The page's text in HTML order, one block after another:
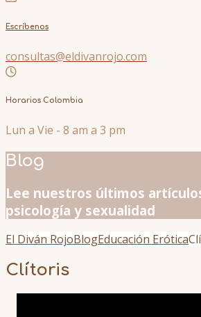
Escríbenos
consultas@eldivanrojo.com
Horarios Colombia
Lun a Vie - 8 am a 3 pm
Blog
Lee nuestros últimos
psicología y sexualidad
El Diván RojoBlogEducación Erótica
Clítoris